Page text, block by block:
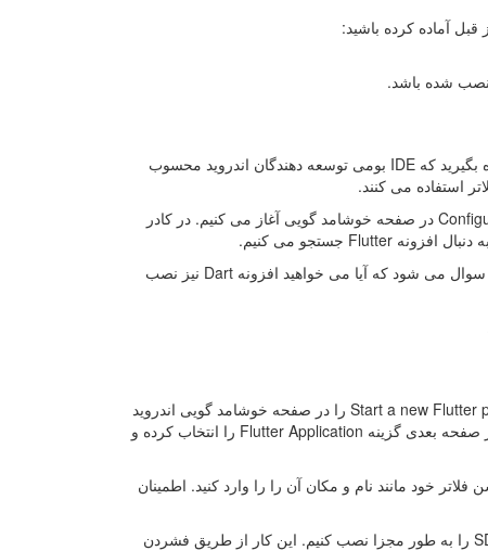
قبل آماده کرده باشید:
پس از نصب چند افزونه سبک شما می‌ توانید از اندروید استودیو بهره بگیرید که IDE بومی توسعه ‌دهندگان اندروید محسوب
استفاده می‌ کنند.
کار خود را با باز کردن اندروید استودیو و انتخاب گزینه Configure > Plugins در صفحه خوشامد گویی آغاز می‌ کنیم. در کادر
زمانی که افزونه را یافتید دکمه Install را بزنید. در این زمان از شما سوال می ‌شود که آیا می‌ خواهید افزونه Dart نیز نصب
پس از ری‌ استارت کردن اندروید استودیو می توانید یک دکمه Start a new Flutter project را در صفحه خوشامد گویی اندروید
استودیو ببینید. آن را بزنید تا نخستین پروژه فلاتر خود را ایجاد کنید. در صفحه بعدی گزینه Flutter Application را انتخاب کرده و
خود مانند نام و مکان آن را را وارد کنید. اطمینان
افزونه فلاتر به همراه SDK فلاتر ارائه نشده است. از این رو باید SDK را به طور مجزا نصب کنیم. این کار از طریق فشردن